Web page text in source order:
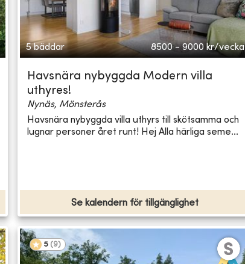
5 bäddar 8500 - 9000 kr/vecka
Havsnära nybyggda Modern villa
uthyres!
Nynäs, Mönsterås
Havsnära nybyggda villa uthyrs till skötsamma och
lugnar personer året runt! Hej Alla härliga seme...
Se kalendern för tillgänglighet
5 (9)